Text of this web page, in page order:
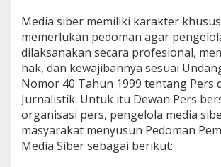
E
A
K
I
2
Media siber memiliki karakter
memerlukan pedoman agar
dilaksanakan secara profesional,
hak, dan kewajibannya sesuai
Nomor 40 Tahun 1999 tentang Pers
Jurnalistik. Untuk itu Dewan Pers
organisasi pers, pengelola media
masyarakat menyusun Pedoman
Media Siber sebagai berikut: